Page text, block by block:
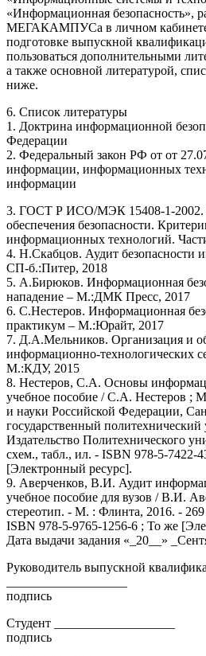
«Информационная безопасность»,
МЕГАКАМПУСа в личном кабинете
подготовке выпускной
пользоваться дополнительными
а также основной литературой,
ниже.
6. Список литературы
1. Доктрина информационной
Федерации
2. Федеральный закон РФ от от
информации, информационных
информации
3. ГОСТ Р ИСО/МЭК 15408-1-2002.
обеспечения безопасности.
информационных технологий.
4. Н.Скабцов. Аудит безопасности
СП-б.:Питер, 2018
5. А.Бирюков. Информационная
нападение – М.:ДМК Пресс, 2017
6. С.Нестеров. Информационная
практикум – М.:Юрайт, 2017
7. Д.А.Мельников. Организация и
информационно-технологических
М.:КДУ, 2015
8. Нестеров, С.А. Основы
учебное пособие / С.А. Нестеров ;
и науки Российской Федерации,
государственный
Издательство Политехнического
схем., табл., ил. - ISBN 978-5-7422-
[Электронный ресурс].
9. Аверченков, В.И. Аудит
учебное пособие для вузов / В.И.
стереотип. - М. : Флинта, 2016. -
ISBN 978-5-9765-1256-6 ; То же
Дата выдачи задания «_20__»
Руководитель выпускной
подпись
Студент ___________________
подпись